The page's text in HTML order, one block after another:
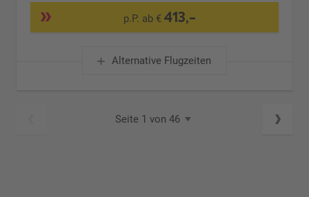
p.P. ab € 413,-
Alternative Flugzeiten
Seite 1 von 46